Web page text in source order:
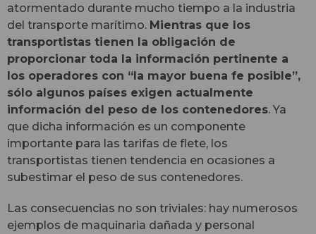
atormentado durante mucho tiempo a la industria
del transporte marítimo. Mientras que los
transportistas tienen la obligación de
proporcionar toda la información pertinente a
los operadores con “la mayor buena fe posible”,
sólo algunos países exigen actualmente
información del peso de los contenedores. Ya
que dicha información es un componente
importante para las tarifas de flete, los
transportistas tienen tendencia en ocasiones a
subestimar el peso de sus contenedores.
Las consecuencias no son triviales: hay numerosos
ejemplos de maquinaria dañada y personal